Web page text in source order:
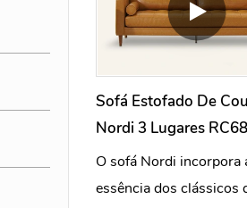
visual moderno e
Sofá Estofado De
Nordi 3 Lugares
O sofá Nordi incorpora
essência dos clássicos